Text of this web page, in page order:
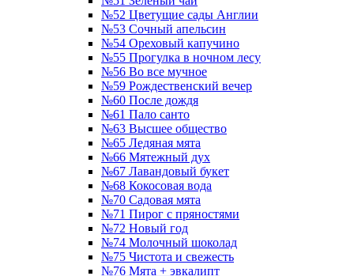
№52 Цветущие сады Англии
№53 Сочный апельсин
№54 Ореховый капучино
№55 Прогулка в ночном лесу
№56 Во все мучное
№59 Рождественский вечер
№60 После дождя
№61 Пало санто
№63 Высшее общество
№65 Ледяная мята
№66 Мятежный дух
№67 Лавандовый букет
№68 Кокосовая вода
№70 Садовая мята
№71 Пирог с пряностями
№72 Новый год
№74 Молочный шоколад
№75 Чистота и свежесть
№76 Мята + эвкалипт